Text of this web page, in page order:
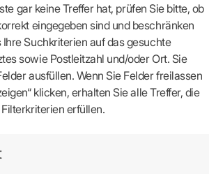
gar keine Treffer hat, prüfen Sie bitte, ob
eingegeben sind und beschränken
Suchkriterien auf das gesuchte
sowie Postleitzahl und/oder Ort. Sie
ausfüllen. Wenn Sie Felder freilassen
klicken, erhalten Sie alle Treffer, die
erfüllen.